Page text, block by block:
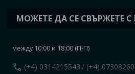
МОЖЕТЕ ДА СЕ СВЪРЖЕТЕ С
между 10:00 и 18:00 (П-П)
call (+4) 0314215543 / (+4)